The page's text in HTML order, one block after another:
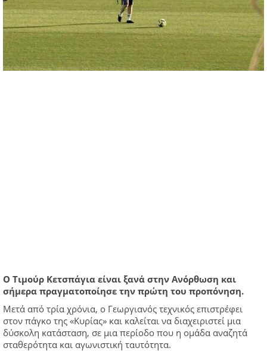
Ο Τιμούρ Κετσπάγια είναι ξανά στην Ανόρθωση και
σήμερα πραγματοποίησε την πρώτη του προπόνηση.
Μετά από τρία χρόνια, ο Γεωργιανός τεχνικός επιστρέφει
στον πάγκο της «Κυρίας» και καλείται να διαχειριστεί μια
δύσκολη κατάσταση, σε μια περίοδο που η ομάδα αναζητά
σταθερότητα και αγωνιστική ταυτότητα.